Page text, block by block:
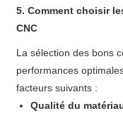
5. Comment choisir
CNC
La sélection des bons
performances
facteurs suivants :
Qualité du